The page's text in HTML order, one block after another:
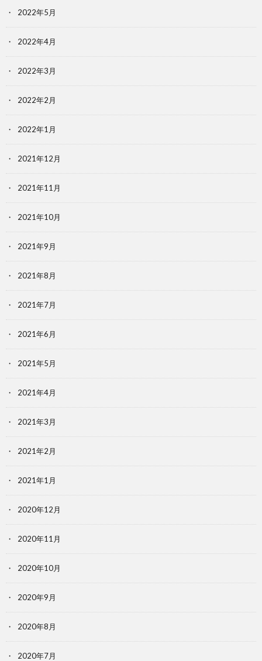
2022年5月
2022年4月
2022年3月
2022年2月
2022年1月
2021年12月
2021年11月
2021年10月
2021年9月
2021年8月
2021年7月
2021年6月
2021年5月
2021年4月
2021年3月
2021年2月
2021年1月
2020年12月
2020年11月
2020年10月
2020年9月
2020年8月
2020年7月